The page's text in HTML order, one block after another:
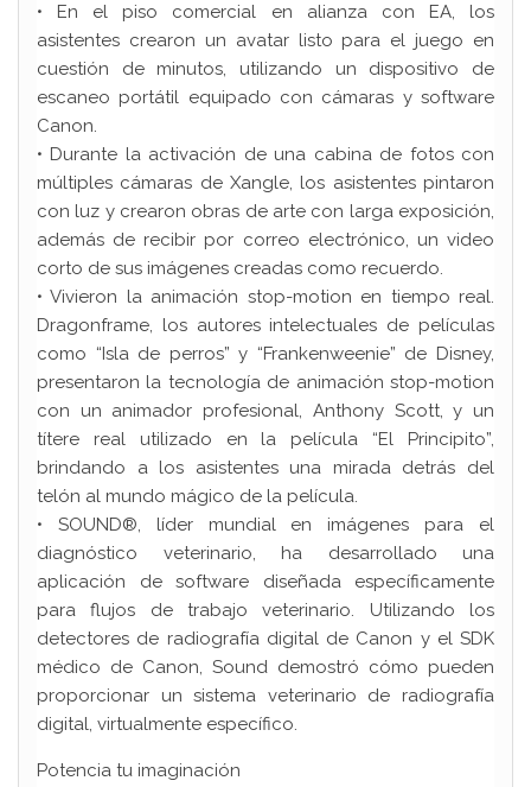
• En el piso comercial en alianza con EA, los
asistentes crearon un avatar listo para el juego en
cuestión de minutos, utilizando un dispositivo de
escaneo portátil equipado con cámaras y software
Canon.
• Durante la activación de una cabina de fotos con
múltiples cámaras de Xangle, los asistentes pintaron
con luz y crearon obras de arte con larga exposición,
además de recibir por correo electrónico, un video
corto de sus imágenes creadas como recuerdo.
• Vivieron la animación stop-motion en tiempo real.
Dragonframe, los autores intelectuales de películas
como “Isla de perros” y “Frankenweenie” de Disney,
presentaron la tecnología de animación stop-motion
con un animador profesional, Anthony Scott, y un
títere real utilizado en la película “El Principito”,
brindando a los asistentes una mirada detrás del
telón al mundo mágico de la película.
• SOUND®, líder mundial en imágenes para el
diagnóstico veterinario, ha desarrollado una
aplicación de software diseñada específicamente
para flujos de trabajo veterinario. Utilizando los
detectores de radiografía digital de Canon y el SDK
médico de Canon, Sound demostró cómo pueden
proporcionar un sistema veterinario de radiografía
digital, virtualmente específico.
Potencia tu imaginación